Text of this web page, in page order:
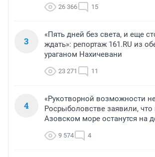
26 366 15
3
«Пять дней без света, и еще
ждать»: репортаж 161.RU из
ураганом Нахичевани
23 271 11
4
«Рукотворной возможности
Росрыболовстве заявили,
Азовском море останутся на
9 574 4